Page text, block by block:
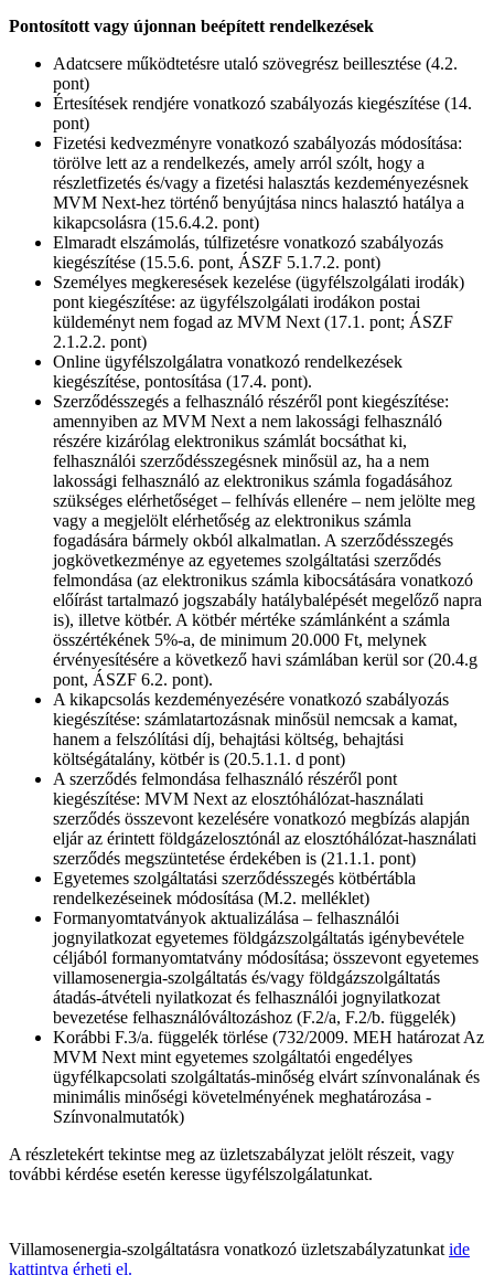
Pontosított vagy újonnan beépített rendelkezések
Adatcsere működtetésre utaló szövegrész beillesztése (4.2.
pont)
Értesítések rendjére vonatkozó szabályozás kiegészítése (14.
pont)
Fizetési kedvezményre vonatkozó szabályozás módosítása:
törölve lett az a rendelkezés, amely arról szólt, hogy a
részletfizetés és/vagy a fizetési halasztás kezdeményezésnek
MVM Next-hez történő benyújtása nincs halasztó hatálya a
kikapcsolásra (15.6.4.2. pont)
Elmaradt elszámolás, túlfizetésre vonatkozó szabályozás
kiegészítése (15.5.6. pont, ÁSZF 5.1.7.2. pont)
Személyes megkeresések kezelése (ügyfélszolgálati irodák)
pont kiegészítése: az ügyfélszolgálati irodákon postai
küldeményt nem fogad az MVM Next (17.1. pont; ÁSZF
2.1.2.2. pont)
Online ügyfélszolgálatra vonatkozó rendelkezések
kiegészítése, pontosítása (17.4. pont).
Szerződésszegés a felhasználó részéről pont kiegészítése:
amennyiben az MVM Next a nem lakossági felhasználó
részére kizárólag elektronikus számlát bocsáthat ki,
felhasználói szerződésszegésnek minősül az, ha a nem
lakossági felhasználó az elektronikus számla fogadásához
szükséges elérhetőséget – felhívás ellenére – nem jelölte meg
vagy a megjelölt elérhetőség az elektronikus számla
fogadására bármely okból alkalmatlan. A szerződésszegés
jogkövetkezménye az egyetemes szolgáltatási szerződés
felmondása (az elektronikus számla kibocsátására vonatkozó
előírást tartalmazó jogszabály hatálybalépését megelőző napra
is), illetve kötbér. A kötbér mértéke számlánként a számla
összértékének 5%-a, de minimum 20.000 Ft, melynek
érvényesítésére a következő havi számlában kerül sor (20.4.g
pont, ÁSZF 6.2. pont).
A kikapcsolás kezdeményezésére vonatkozó szabályozás
kiegészítése: számlatartozásnak minősül nemcsak a kamat,
hanem a felszólítási díj, behajtási költség, behajtási
költségátalány, kötbér is (20.5.1.1. d pont)
A szerződés felmondása felhasználó részéről pont
kiegészítése: MVM Next az elosztóhálózat-használati
szerződés összevont kezelésére vonatkozó megbízás alapján
eljár az érintett földgázelosztónál az elosztóhálózat-használati
szerződés megszüntetése érdekében is (21.1.1. pont)
Egyetemes szolgáltatási szerződésszegés kötbértábla
rendelkezéseinek módosítása (M.2. melléklet)
Formanyomtatványok aktualizálása – felhasználói
jognyilatkozat egyetemes földgázszolgáltatás igénybevétele
céljából formanyomtatvány módosítása; összevont egyetemes
villamosenergia-szolgáltatás és/vagy földgázszolgáltatás
átadás-átvételi nyilatkozat és felhasználói jognyilatkozat
bevezetése felhasználóváltozáshoz (F.2/a, F.2/b. függelék)
Korábbi F.3/a. függelék törlése (732/2009. MEH határozat Az
MVM Next mint egyetemes szolgáltatói engedélyes
ügyfélkapcsolati szolgáltatás-minőség elvárt színvonalának és
minimális minőségi követelményének meghatározása -
Színvonalmutatók)
A részletekért tekintse meg az üzletszabályzat jelölt részeit, vagy
további kérdése esetén keresse ügyfélszolgálatunkat.
Villamosenergia-szolgáltatásra vonatkozó üzletszabályzatunkatide
kattintva érheti el.